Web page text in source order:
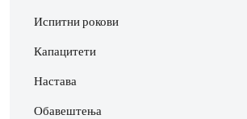
Испитни рокови
Капацитети
Настава
Обавештења